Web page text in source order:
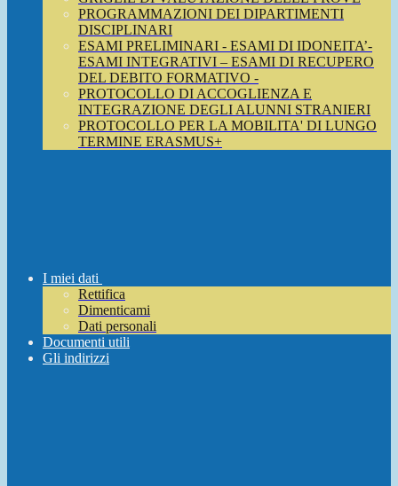
PROGRAMMAZIONI DEI DIPARTIMENTI
DISCIPLINARI
ESAMI PRELIMINARI - ESAMI DI IDONEITA’-
ESAMI INTEGRATIVI – ESAMI DI RECUPERO
DEL DEBITO FORMATIVO -
PROTOCOLLO DI ACCOGLIENZA E
INTEGRAZIONE DEGLI ALUNNI STRANIERI
PROTOCOLLO PER LA MOBILITA' DI LUNGO
TERMINE ERASMUS+
I miei dati
Rettifica
Dimenticami
Dati personali
Documenti utili
Gli indirizzi